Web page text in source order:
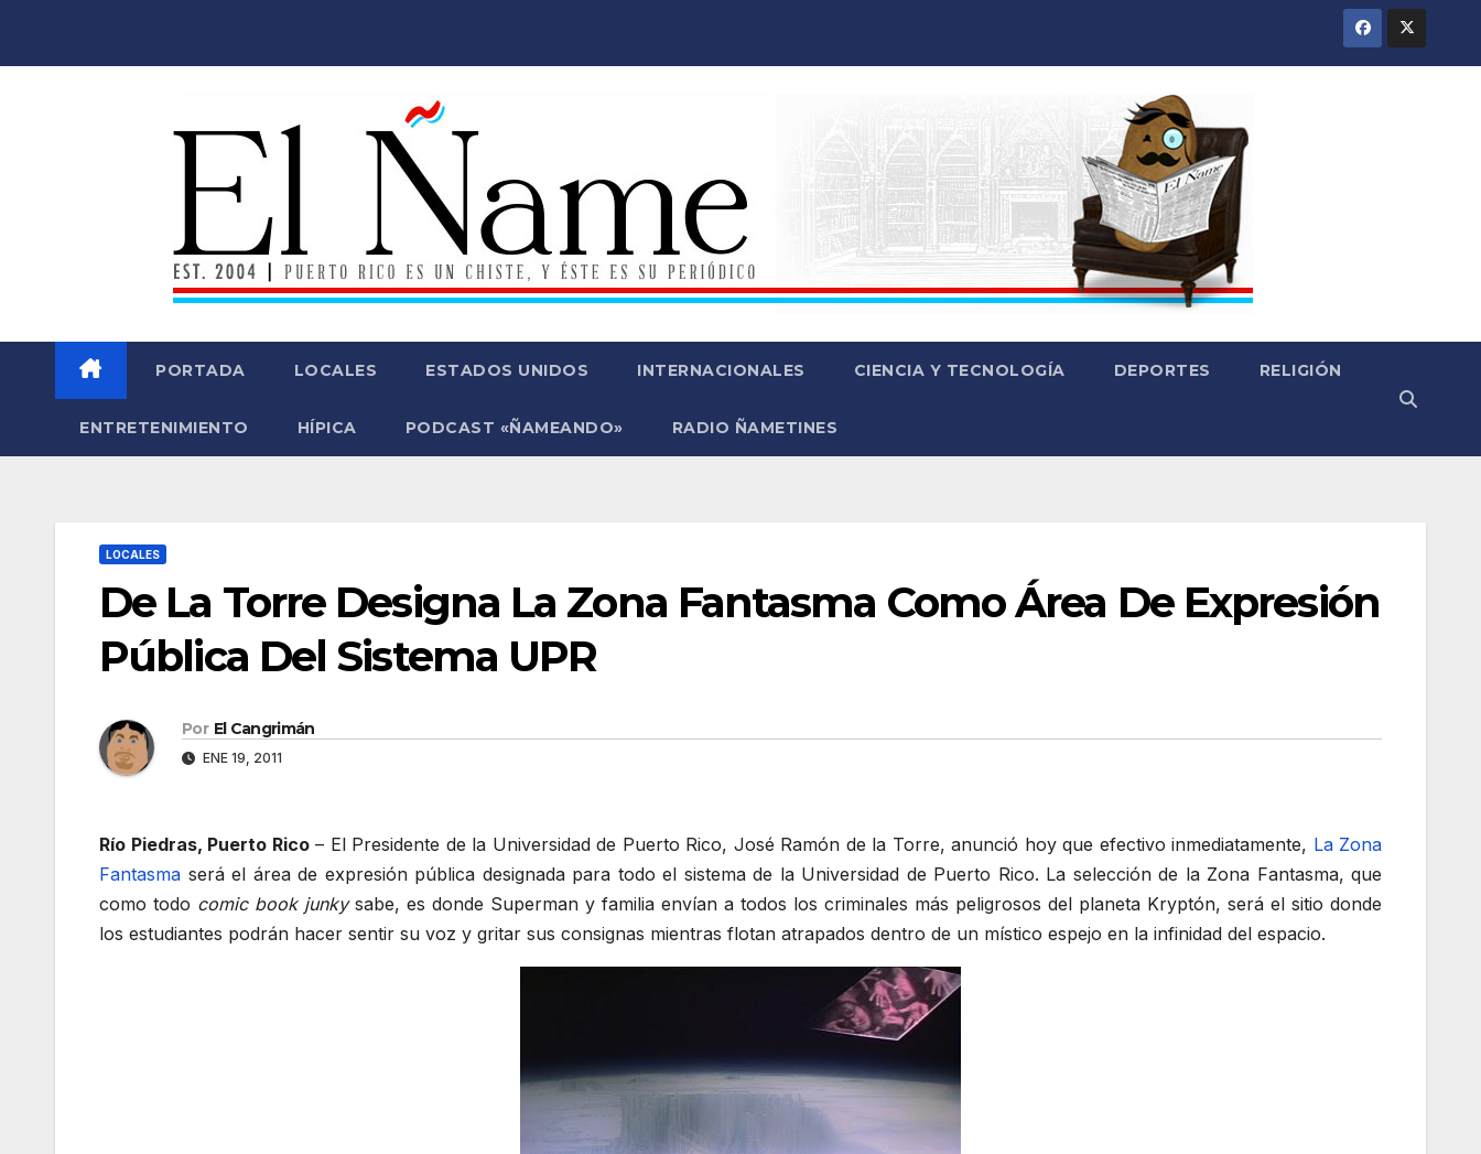
PORTADA LOCALES ESTADOS UNIDOS INTERNACIONALES CIENCIA Y TECNOLOGÍA DEPORTES RELIGIÓN
ENTRETENIMIENTO HÍPICA PODCAST «ÑAMEANDO» RADIO ÑAMETINES
LOCALES
De La Torre Designa La Zona Fantasma Como Área De Expresión
Pública Del Sistema UPR
Por El Cangrimán
ENE 19, 2011
Río Piedras, Puerto Rico– El Presidente de la Universidad de Puerto Rico, José Ramón de la Torre, anunció hoy que efectivo inmediatamente, La Zona
Fantasma será el área de expresión pública designada para todo el sistema de la Universidad de Puerto Rico. La selección de la Zona Fantasma, que
como todo comic book junkysabe, es donde Superman y familia envían a todos los criminales más peligrosos del planeta Kryptón, será el sitio donde
los estudiantes podrán hacer sentir su voz y gritar sus consignas mientras flotan atrapados dentro de un místico espejo en la infinidad del espacio.